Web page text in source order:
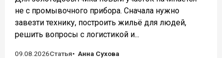
не с промывочного прибора. Сначала нужно
завезти технику, построить жильё для людей,
решить вопросы с логистикой и...
09.08.2026Статья
Анна Сухова